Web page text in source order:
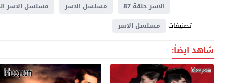
الاسر حلقة 87
مسلسل الاسر مسلسل الاسر
تصنيفات مسلسل الاسر
شاهد ايضاً: